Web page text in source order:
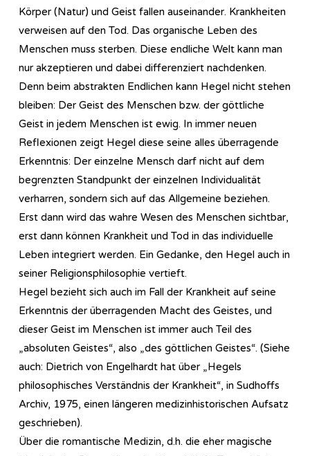
Körper (Natur) und Geist fallen auseinander. Krankheiten
verweisen auf den Tod. Das organische Leben des
Menschen muss sterben. Diese endliche Welt kann man
nur akzeptieren und dabei differenziert nachdenken.
Denn beim abstrakten Endlichen kann Hegel nicht stehen
bleiben: Der Geist des Menschen bzw. der göttliche
Geist in jedem Menschen ist ewig. In immer neuen
Reflexionen zeigt Hegel diese seine alles überragende
Erkenntnis: Der einzelne Mensch darf nicht auf dem
begrenzten Standpunkt der einzelnen Individualität
verharren, sondern sich auf das Allgemeine beziehen.
Erst dann wird das wahre Wesen des Menschen sichtbar,
erst dann können Krankheit und Tod in das individuelle
Leben integriert werden. Ein Gedanke, den Hegel auch in
seiner Re­li­gi­ons­phi­lo­so­phie vertieft.
Hegel bezieht sich auch im Fall der Krankheit auf seine
Erkenntnis der überragenden Macht des Geistes, und
dieser Geist im Menschen ist immer auch Teil des
„absoluten Geistes“, also „des göttlichen Geistes“. (Siehe
auch: Dietrich von Engelhardt hat über „Hegels
philosophisches Verständnis der Krankheit“, in Sudhoffs
Archiv, 1975, einen längeren medizinhistorischen Aufsatz
geschrieben).
Über die romantische Medizin, d.h. die eher magische